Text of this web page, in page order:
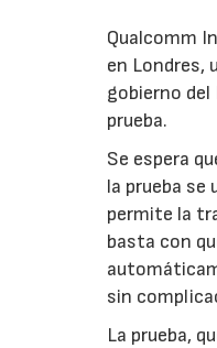
Qualcomm
en Londres,
gobierno del
prueba.
Se espera
la prueba
permite la
basta con
sin
La prueba,